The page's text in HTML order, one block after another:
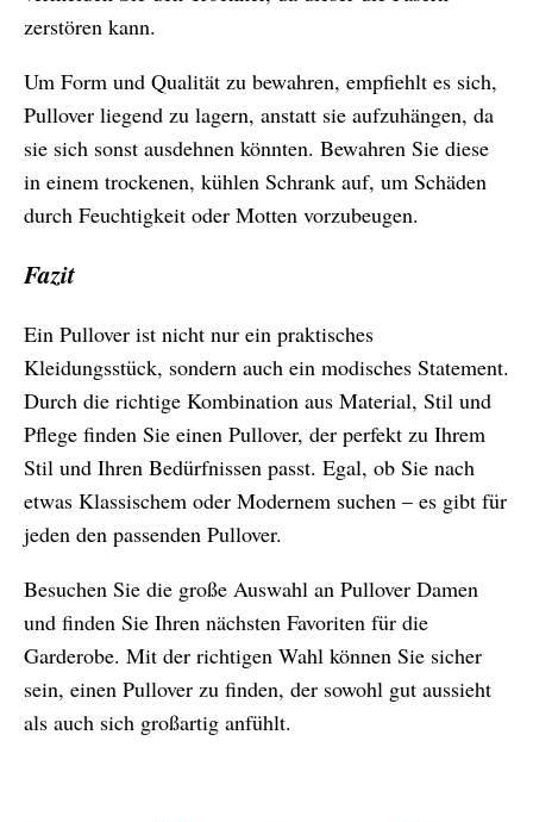
zerstören kann.
Um Form und Qualität zu bewahren, empfiehlt es sich,
Pullover liegend zu lagern, anstatt sie aufzuhängen, da
sie sich sonst ausdehnen könnten. Bewahren Sie diese
in einem trockenen, kühlen Schrank auf, um Schäden
durch Feuchtigkeit oder Motten vorzubeugen.
Fazit
Ein Pullover ist nicht nur ein praktisches
Kleidungsstück, sondern auch ein modisches Statement.
Durch die richtige Kombination aus Material, Stil und
Pflege finden Sie einen Pullover, der perfekt zu Ihrem
Stil und Ihren Bedürfnissen passt. Egal, ob Sie nach
etwas Klassischem oder Modernem suchen – es gibt für
jeden den passenden Pullover.
Besuchen Sie die große Auswahl an Pullover Damen
und finden Sie Ihren nächsten Favoriten für die
Garderobe. Mit der richtigen Wahl können Sie sicher
sein, einen Pullover zu finden, der sowohl gut aussieht
als auch sich großartig anfühlt.